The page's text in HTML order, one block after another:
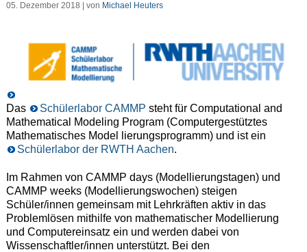
05. Dezember 2018 | von Michael Heuters
Das Schülerlabor CAMMP steht für Computational and
Mathematical Modeling Program (Computergestütztes
Mathematisches Model lierungsprogramm) und ist ein
Schülerlabor der RWTH Aachen.
Im Rahmen von CAMMP days (Modellierungstagen) und
CAMMP weeks (Modellierungswochen) steigen
Schüler/innen gemeinsam mit Lehrkräften aktiv in das
Problemlösen mithilfe von mathematischer Modellierung
und Computereinsatz ein und werden dabei von
Wissenschaftler/innen unterstützt. Bei den